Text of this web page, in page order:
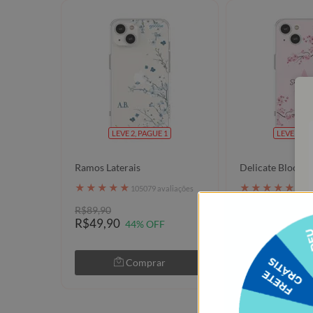
LEVE 2, PAGUE 1
Ramos Laterais
★ ★ ★ ★ ★ 105079 avaliações
R$89,90
R$49,90 44% OFF
Comprar
LEVE 2,
Delicate Bloom
★ ★ ★ ★ ★
44%